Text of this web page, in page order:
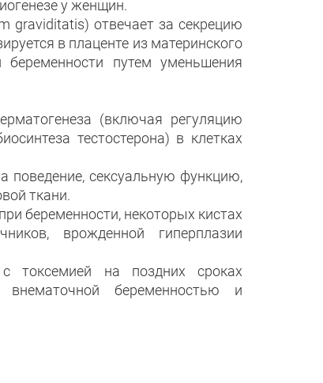
у женщин.
graviditatis) отвечает за секрецию
в плаценте из материнского
путем уменьшения
(включая регуляцию
тестостерона) в клетках
поведение, сексуальную функцию,
ткани.
беременности, некоторых кистах
врожденной гиперплазии
токсемией на поздних сроках
внематочной беременностью и